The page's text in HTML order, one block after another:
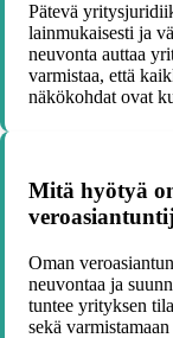
Pätevä
lainmukaisesti ja
neuvonta auttaa
varmistaa, että
näkökohdat ovat
Mitä hyötyä
Oman
neuvontaa ja
tuntee yrityksen
sekä